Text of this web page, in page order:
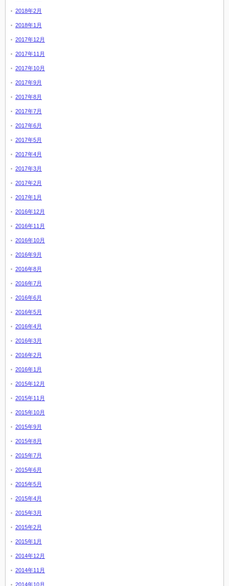
2018年2月
2018年1月
2017年12月
2017年11月
2017年10月
2017年9月
2017年8月
2017年7月
2017年6月
2017年5月
2017年4月
2017年3月
2017年2月
2017年1月
2016年12月
2016年11月
2016年10月
2016年9月
2016年8月
2016年7月
2016年6月
2016年5月
2016年4月
2016年3月
2016年2月
2016年1月
2015年12月
2015年11月
2015年10月
2015年9月
2015年8月
2015年7月
2015年6月
2015年5月
2015年4月
2015年3月
2015年2月
2015年1月
2014年12月
2014年11月
2014年10月